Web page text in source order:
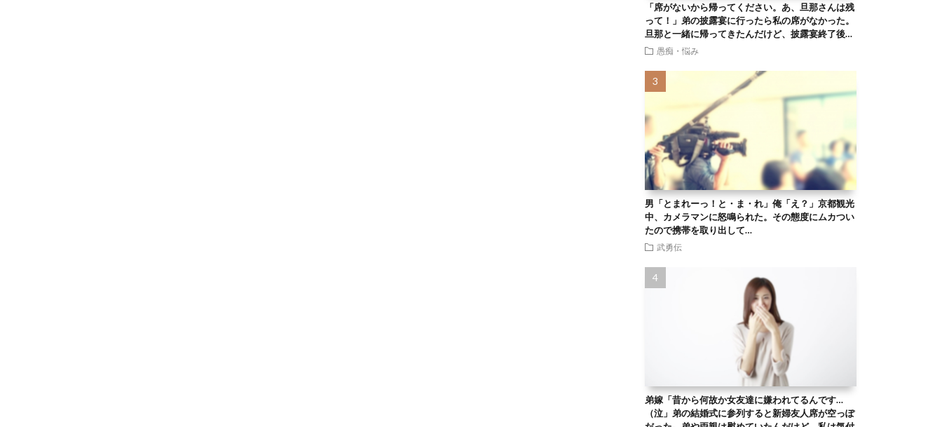
「席がないから帰ってください。あ、旦那さんは残
って！」弟の披露宴に行ったら私の席がなかった。
旦那と一緒に帰ってきたんだけど、披露宴終了後…
愚痴・悩み
男「とまれーっ！と・ま・れ」俺「え？」京都観光
中、カメラマンに怒鳴られた。その態度にムカつい
たので携帯を取り出して…
武勇伝
弟嫁「昔から何故か女友達に嫌われてるんです…
（泣」弟の結婚式に参列すると新婦友人席が空っぽ